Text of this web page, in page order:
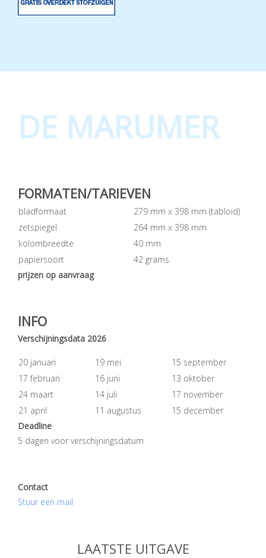
DE MARUMER
FORMATEN/TARIEVEN
bladformaat
279 mm x 398 mm (tabloid)
zetspiegel
264 mm x 398 mm
kolombreedte
40 mm
papiersoort
42 grams
prijzen op aanvraag
INFO
Verschijningsdata 2026
20 januari 19 mei
15 september
17 februari
16 juni
13 oktober
24 maart
14 juli
17 november
21 april
11 augustus
15 december
Deadline
5 dagen voor verschijningsdatum
Contact
Stuur een mail
LAATSTE UITGAVE